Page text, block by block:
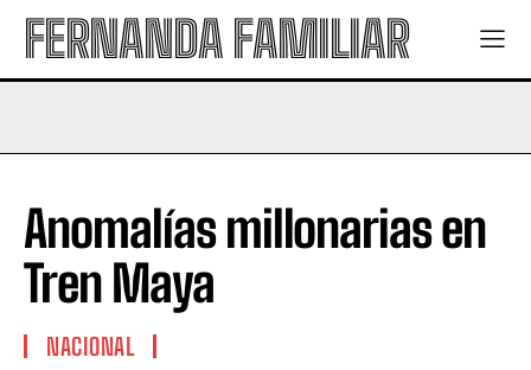
FERNANDA FAMILIAR
Anomalías millonarias en
Tren Maya
NACIONAL